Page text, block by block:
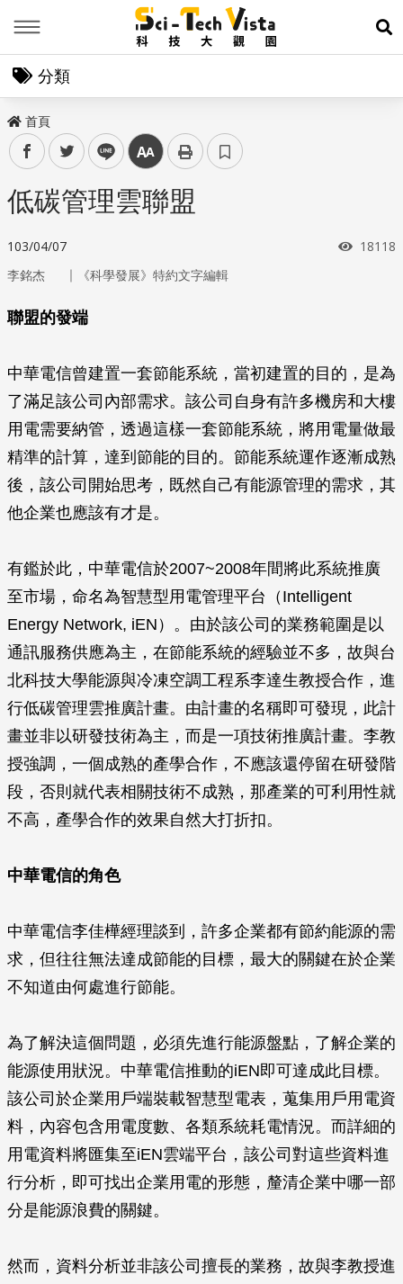
展
分類
首頁
facebooktwitter line 中
低碳管理雲聯盟
103/04/07 瀏覽次
18118
李銘杰 ｜ 《科學發展》特約文字編輯
聯盟的發端
中華電信曾建置一套節能系統，當初建置的目的，是為
了滿足該公司內部需求。該公司自身有許多機房和大樓
用電需要納管，透過這樣一套節能系統，將用電量做最
精準的計算，達到節能的目的。節能系統運作逐漸成熟
後，該公司開始思考，既然自己有能源管理的需求，其
他企業也應該有才是。
有鑑於此，中華電信於2007~2008年間將此系統推廣
至市場，命名為智慧型用電管理平台（Intelligent
Energy Network, iEN）。由於該公司的業務範圍是以
通訊服務供應為主，在節能系統的經驗並不多，故與台
北科技大學能源與冷凍空調工程系李達生教授合作，進
行低碳管理雲推廣計畫。由計畫的名稱即可發現，此計
畫並非以研發技術為主，而是一項技術推廣計畫。李教
授強調，一個成熟的產學合作，不應該還停留在研發階
段，否則就代表相關技術不成熟，那產業的可利用性就
不高，產學合作的效果自然大打折扣。
中華電信的角色
中華電信李佳樺經理談到，許多企業都有節約能源的需
求，但往往無法達成節能的目標，最大的關鍵在於企業
不知道由何處進行節能。
為了解決這個問題，必須先進行能源盤點，了解企業的
能源使用狀況。中華電信推動的iEN即可達成此目標。
該公司於企業用戶端裝載智慧型電表，蒐集用戶用電資
料，內容包含用電度數、各類系統耗電情況。而詳細的
用電資料將匯集至iEN雲端平台，該公司對這些資料進
行分析，即可找出企業用電的形態，釐清企業中哪一部
分是能源浪費的關鍵。
然而，資料分析並非該公司擅長的業務，故與李教授進